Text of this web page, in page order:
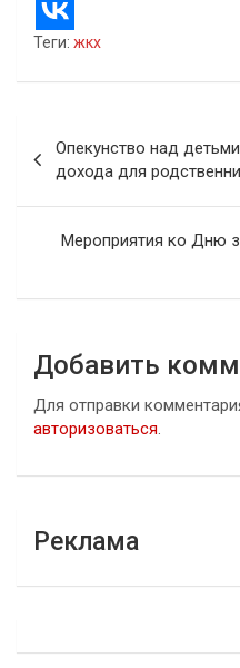
Теги: жкх
по
записям
Опекунство над
дохода для
Мероприятия ко Дню
Добавить
Для отправки
авторизоваться.
Реклама